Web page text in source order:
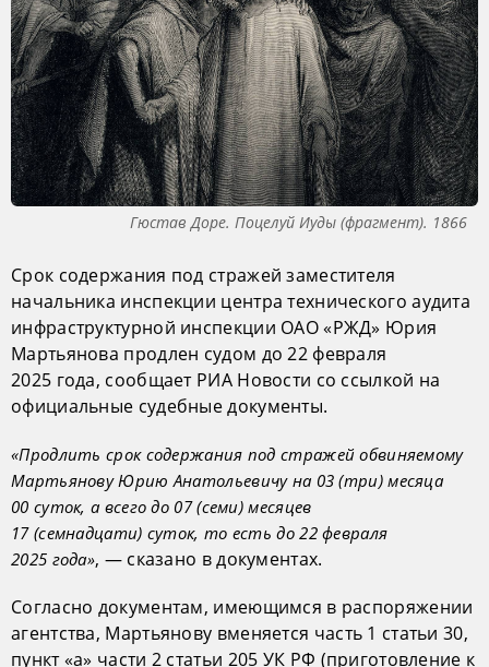
Гюстав Доре. Поцелуй Иуды (фрагмент). 1866
Срок содержания под стражей заместителя
начальника инспекции центра технического аудита
инфраструктурной инспекции ОАО «РЖД» Юрия
Мартьянова продлен судом до 22 февраля
2025 года, сообщает РИА Новости со ссылкой на
официальные судебные документы.
«Продлить срок содержания под стражей обвиняемому
Мартьянову Юрию Анатольевичу на 03 (три) месяца
00 суток, а всего до 07 (семи) месяцев
17 (семнадцати) суток, то есть до 22 февраля
2025 года», — сказано в документах.
Согласно документам, имеющимся в распоряжении
агентства, Мартьянову вменяется часть 1 статьи 30,
пункт «а» части 2 статьи 205 УК РФ (приготовление к